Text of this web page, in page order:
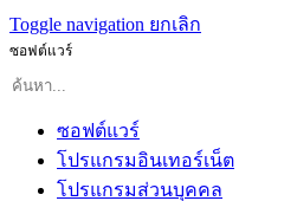
Toggle navigation ยกเลิก
ซอฟต์แวร์
ซอฟต์แวร์
โปรแกรมอินเทอร์เน็ต
โปรแกรมส่วนบุคคล